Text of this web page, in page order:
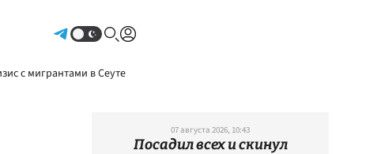
с мигрантами в Сеуте
07 августа 2026, 10:43
Посадил всех и скинул